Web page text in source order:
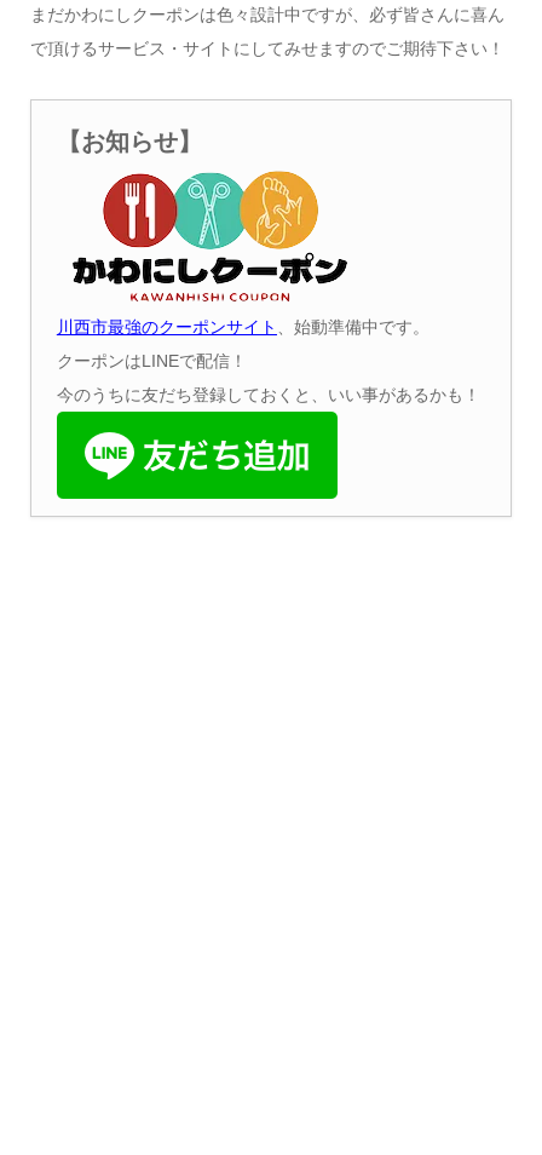
まだかわにしクーポンは色々設計中ですが、必ず皆さんに喜ん
で頂けるサービス・サイトにしてみせますのでご期待下さい！
【お知らせ】
川西市最強のクーポンサイト 、始動準備中です。
クーポンはLINEで配信！
今のうちに友だち登録しておくと、いい事があるかも！